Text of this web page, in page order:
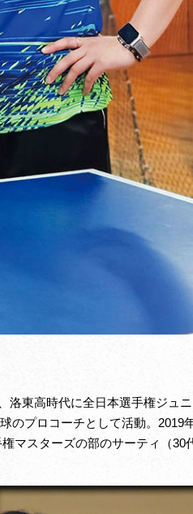
洛東高時代に全日本選手権ジュ
のプロコーチとして活動。2019
マスターズの部のサーティ（30